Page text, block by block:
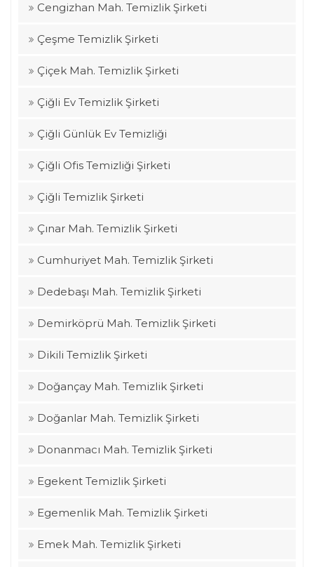
Cengizhan Mah. Temizlik Şirketi
Çeşme Temizlik Şirketi
Çiçek Mah. Temizlik Şirketi
Çiğli Ev Temizlik Şirketi
Çiğli Günlük Ev Temizliği
Çiğli Ofis Temizliği Şirketi
Çiğli Temizlik Şirketi
Çınar Mah. Temizlik Şirketi
Cumhuriyet Mah. Temizlik Şirketi
Dedebaşı Mah. Temizlik Şirketi
Demirköprü Mah. Temizlik Şirketi
Dikili Temizlik Şirketi
Doğançay Mah. Temizlik Şirketi
Doğanlar Mah. Temizlik Şirketi
Donanmacı Mah. Temizlik Şirketi
Egekent Temizlik Şirketi
Egemenlik Mah. Temizlik Şirketi
Emek Mah. Temizlik Şirketi